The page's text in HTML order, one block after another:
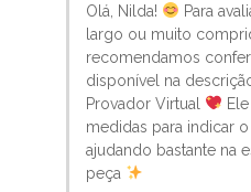
Olá, Nilda!
Para
largo ou muito
recomendamos
disponível na
Provador Virtual
medidas para indicar
ajudando bastante na
peça